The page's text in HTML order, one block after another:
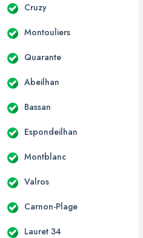
Cruzy
Montouliers
Quarante
Abeilhan
Bassan
Espondeilhan
Montblanc
Valros
Carnon-Plage
Lauret 34